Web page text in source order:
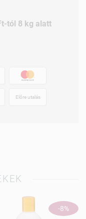
tól 8 kg alatt
Előre utalás
-8%